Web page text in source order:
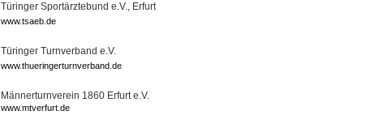
Türinger Sportärztebund e.V., Erfurt
www.tsaeb.de
Türinger Turnverband e.V.
www.thueringerturnverband.de
Männerturnverein 1860 Erfurt e.V.
www.mtverfurt.de